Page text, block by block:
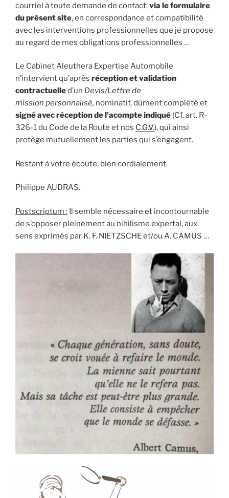
courriel à toute demande de contact,via le formulaire
du présent site, en correspondance et compatibilité
avec les interventions professionnelles que je propose
au regard de mes obligations professionnelles …
Le Cabinet Aleuthera Expertise Automobile
n’intervient qu’après réception et validation
contractuelled’un Devis/Lettre de
mission personnalisé, nominatif, dûment complété et
signé avec réception de l’acompte indiqué (Cf. art. R-
326-1 du Code de la Route et nos C.G.V.), qui ainsi
protège mutuellement les parties qui s’engagent.
Restant à votre écoute, bien cordialement.
Philippe AUDRAS.
Postscriptum : Il semble nécessaire et incontournable
de s’opposer pleinement au nihilisme expertal, aux
sens exprimés par K. F. NIETZSCHE et/ou A. CAMUS …